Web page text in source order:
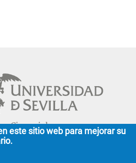
Cinco siglos
impulsando el
conocimiento
este sitio web para mejorar su